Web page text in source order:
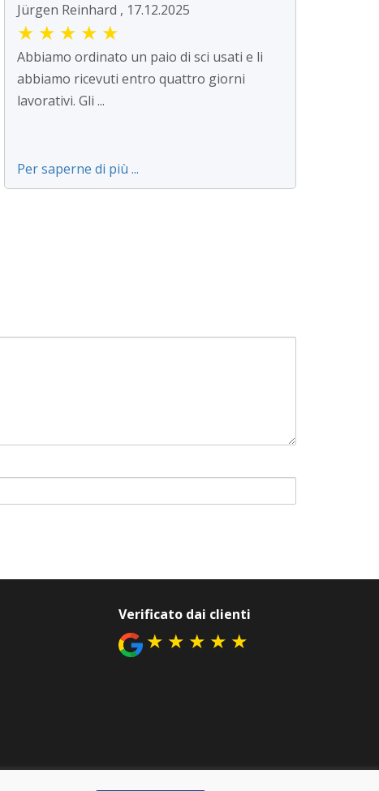
Jürgen Reinhard , 17.12.2025
★ ★ ★ ★ ★
Abbiamo ordinato un paio di sci usati e li
abbiamo ricevuti entro quattro giorni
lavorativi. Gli ...
Per saperne di più ...
Verificato dai clienti
★ ★ ★ ★ ★